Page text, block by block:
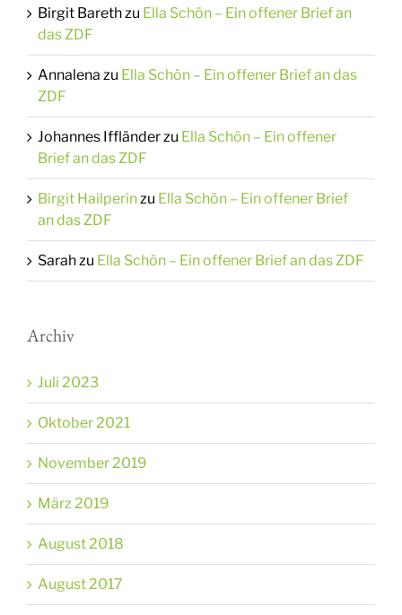
Birgit Barethzu Ella Schön – Ein offener Brief an
das ZDF
Annalena zu Ella Schön – Ein offener Brief an das
ZDF
Johannes Iffländerzu Ella Schön – Ein offener
Brief an das ZDF
Birgit Hailperinzu Ella Schön – Ein offener Brief
an das ZDF
Sarahzu Ella Schön – Ein offener Brief an das ZDF
Archiv
Juli 2023
Oktober 2021
November 2019
März 2019
August 2018
August 2017